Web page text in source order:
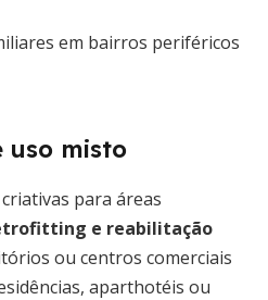
em bairros periféricos
uso misto
para áreas
e reabilitação
ou centros comerciais
aparthotéis ou